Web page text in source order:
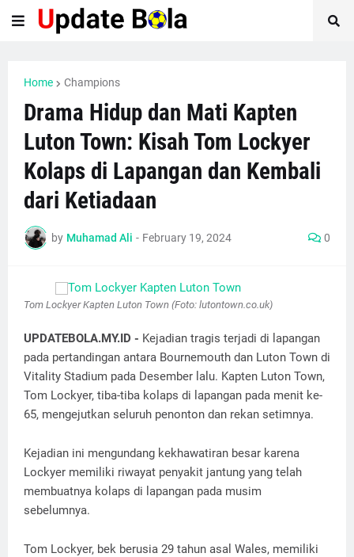
Home Champions
Drama Hidup dan Mati Kapten
Luton Town: Kisah Tom Lockyer
Kolaps di Lapangan dan Kembali
dari Ketiadaan
by Muhamad Ali - February 19, 2024 0
Tom Lockyer Kapten Luton Town (Foto: lutontown.co.uk)
UPDATEBOLA.MY.ID - Kejadian tragis terjadi di lapangan
pada pertandingan antara Bournemouth dan Luton Town di
Vitality Stadium pada Desember lalu. Kapten Luton Town,
Tom Lockyer, tiba-tiba kolaps di lapangan pada menit ke-
65, mengejutkan seluruh penonton dan rekan setimnya.
Kejadian ini mengundang kekhawatiran besar karena
Lockyer memiliki riwayat penyakit jantung yang telah
membuatnya kolaps di lapangan pada musim
sebelumnya.
Tom Lockyer, bek berusia 29 tahun asal Wales, memiliki